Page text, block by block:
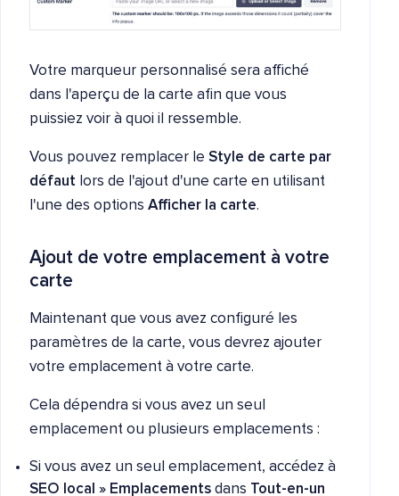
Votre marqueur personnalisé sera affiché
dans l'aperçu de la carte afin que vous
puissiez voir à quoi il ressemble.
Vous pouvez remplacer le Style de carte par
défaut lors de l'ajout d'une carte en utilisant
l'une des options Afficher la carte.
Ajout de votre emplacement à votre
carte
Maintenant que vous avez configuré les
paramètres de la carte, vous devrez ajouter
votre emplacement à votre carte.
Cela dépendra si vous avez un seul
emplacement ou plusieurs emplacements :
Si vous avez un seul emplacement, accédez à
SEO local » Emplacements dans Tout-en-un